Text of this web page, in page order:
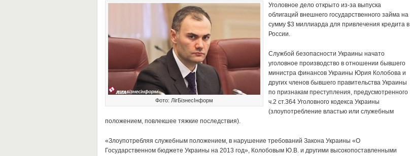
Фото: ЛігБізнесІнформ
Уголовное дело открыто из-за выпуска
облигаций внешнего государственного займа на
сумму $3 миллиарда для привлечения кредита в
России.
Службой безопасности Украины начато
уголовное производство в отношении бывшего
министра финансов Украины Юрия Колобова и
других членов бывшего правительства Украины
по признакам преступления, предусмотренного
ч.2 ст.364 Уголовного кодекса Украины
(злоупотребление властью или служебным
положением, повлекшее тяжкие последствия).
«Злоупотребляя служебным положением, в нарушение требований Закона Украины «О
Государственном бюджете Украины на 2013 год», Колобовым Ю.В. и другими высокопоставленными